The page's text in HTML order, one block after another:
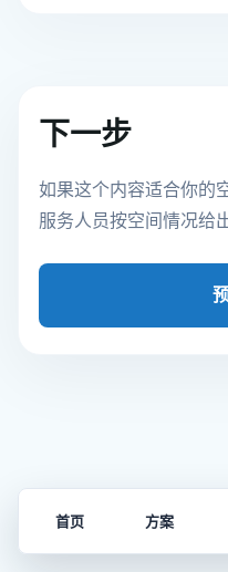
下一步
如果这个内容适合你的
服务人员按空间情况给
首页 方案